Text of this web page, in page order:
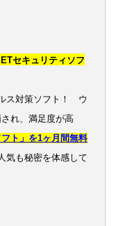
セキュリティソフ
ス対策ソフト！ ウ
れ、満足度が高
ト」を1ヶ月間無料
気も秘密を体感して